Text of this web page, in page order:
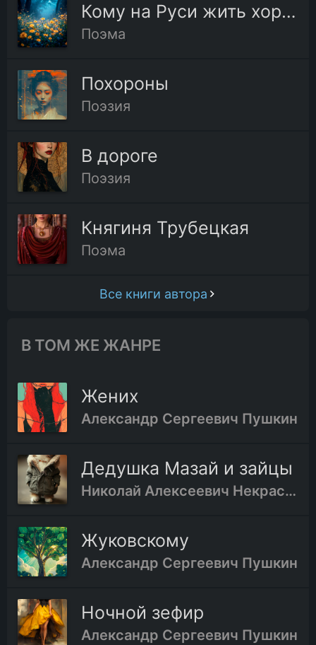
Кому на Руси жить хорошо
Поэма
Похороны
Поэзия
В дороге
Поэзия
Княгиня Трубецкая
Поэма
Все книги автора
В ТОМ ЖЕ ЖАНРЕ
Жених
Александр Сергеевич Пушкин
Дедушка Мазай и зайцы
Николай Алексеевич Некрасов
Жуковскому
Александр Сергеевич Пушкин
Ночной зефир
Александр Сергеевич Пушкин